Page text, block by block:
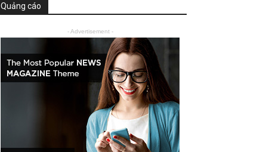
Quảng cáo
- Advertisement -